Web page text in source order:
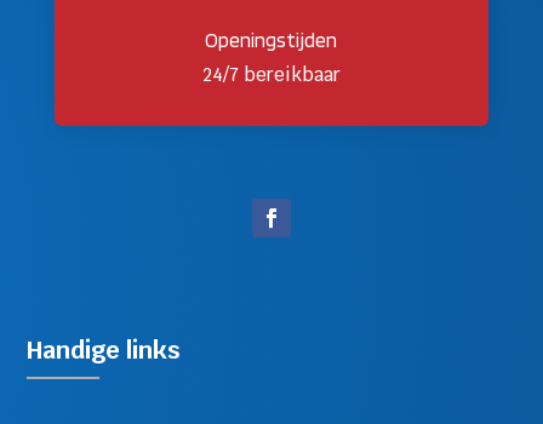
Openingstijden
24/7 bereikbaar
Handige links